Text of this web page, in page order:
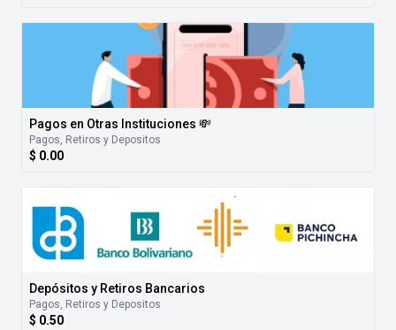
Pagos en Otras Instituciones 💸
Pagos, Retiros y Depositos
$ 0.00
Depósitos y Retiros Bancarios
Pagos, Retiros y Depositos
$ 0.50